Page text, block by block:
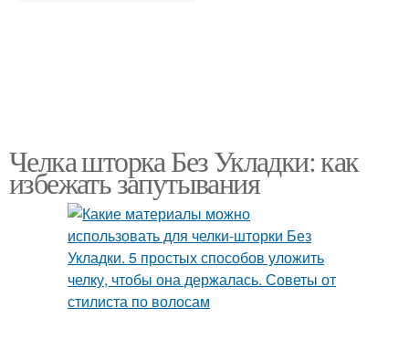
Челка шторка Без Укладки: как
избежать запутывания